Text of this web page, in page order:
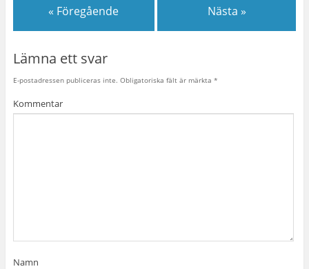
« Föregående Nästa »
Lämna ett svar
E-postadressen publiceras inte. Obligatoriska fält är märkta *
Kommentar
Namn